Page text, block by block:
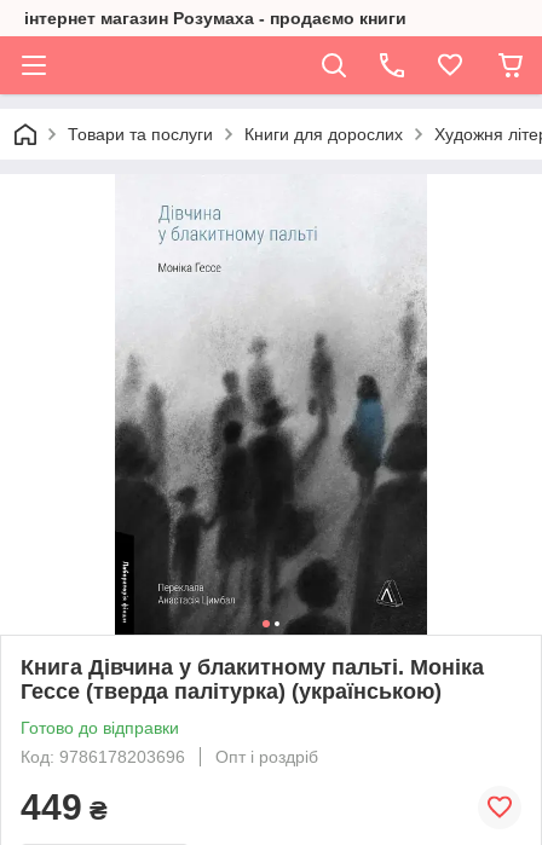
інтернет магазин Розумаха - продаємо книги
Товари та послуги Книги для дорослих Художня
Книга Дівчина у блакитному пальті. Моніка
Гессе (тверда палітурка) (українською)
Готово до відправки
Код: 9786178203696
Опт і роздріб
449 ₴